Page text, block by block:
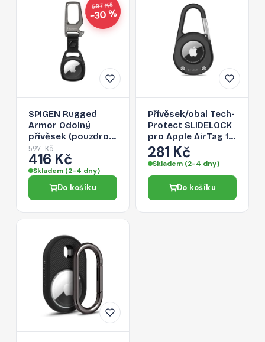
597 Kč
−30 %
SPIGEN Rugged
Armor Odolný
přívěsek (pouzdro)
na klíče s karabinou
pro Apple AirTag,
černý
597 Kč
416 Kč
Skladem (2-4 dny)
Do košíku
Přívěsek/obal Tech-
Protect SLIDELOCK
pro Apple AirTag 1 /
2 - černý
281 Kč
Skladem (2-4 dny)
Do košíku